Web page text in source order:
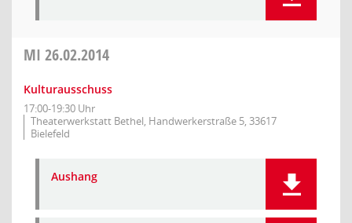
MI 26.02.2014
Kulturausschuss
17:00-19:30 Uhr
Theaterwerkstatt Bethel, Handwerkerstraße 5, 33617
Bielefeld
Aushang